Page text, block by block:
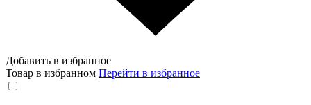
Добавить в избранное
Товар в избранном Перейти в избранное